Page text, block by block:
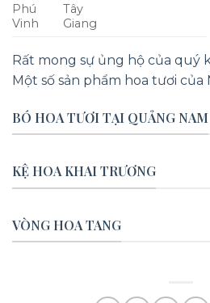
Phú
Vinh
Tây
Giang
Rất mong sự ủng hộ của quý
Một số sản phẩm hoa tươi của
BÓ HOA TƯƠI TẠI QUẢNG NAM
KỆ HOA KHAI TRƯƠNG
VÒNG HOA TANG